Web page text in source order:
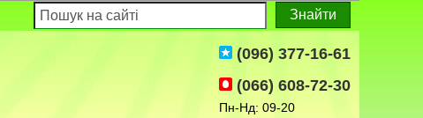
(096) 377-16-61
(066) 608-72-30
Пн-Нд: 09-20